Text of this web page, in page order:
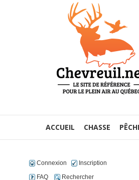
ACCUEIL CHASSE
Connexion
Inscription
FAQ
Rechercher